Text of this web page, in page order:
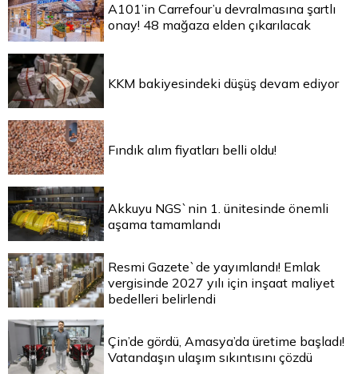
A101’in Carrefour’u devralmasına şartlı
onay! 48 mağaza elden çıkarılacak
KKM bakiyesindeki düşüş devam ediyor
Fındık alım fiyatları belli oldu!
Akkuyu NGS`nin 1. ünitesinde önemli
aşama tamamlandı
Resmi Gazete`de yayımlandı! Emlak
vergisinde 2027 yılı için inşaat maliyet
bedelleri belirlendi
Çin’de gördü, Amasya’da üretime başladı!
Vatandaşın ulaşım sıkıntısını çözdü